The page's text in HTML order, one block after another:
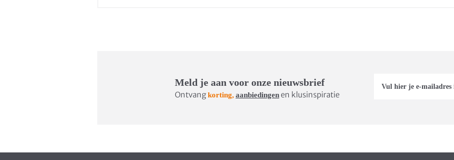
Meld je aan voor onze nieuwsbrief
Ontvangkorting, aanbiedingenen klusinspiratie